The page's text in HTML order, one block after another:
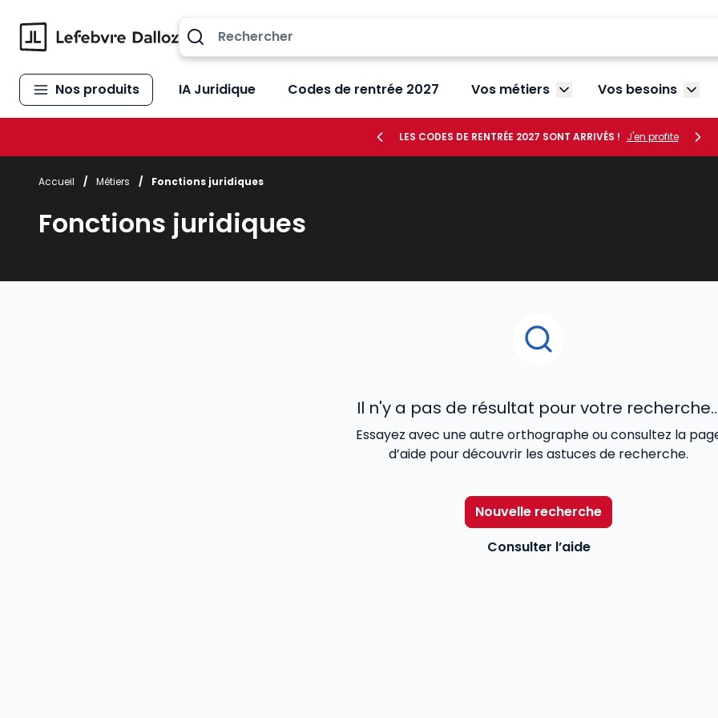
Nos produits IA Juridique Codes de rentrée 2027 Vos métiers Afficher le sous-menu
Vos besoins
LES CODES DE RENTRÉE 2027 SONT ARRIVÉS ! J'en profite
Accueil / Métiers / Fonctions juridiques
Fonctions juridiques
Il n'y a pas de résultat pour votre
Essayez avec une autre orthographe ou consultez la
d’aide pour découvrir les astuces de recherche.
Nouvelle recherche
Consulter l’aide